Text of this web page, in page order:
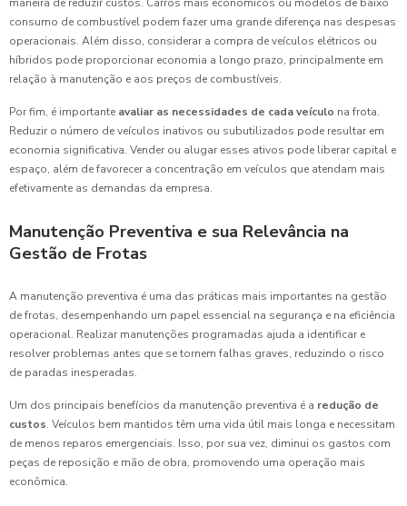
maneira de reduzir custos. Carros mais econômicos ou modelos de baixo
consumo de combustível podem fazer uma grande diferença nas despesas
operacionais. Além disso, considerar a compra de veículos elétricos ou
híbridos pode proporcionar economia a longo prazo, principalmente em
relação à manutenção e aos preços de combustíveis.
Por fim, é importante avaliar as necessidades de cada veículo na frota.
Reduzir o número de veículos inativos ou subutilizados pode resultar em
economia significativa. Vender ou alugar esses ativos pode liberar capital e
espaço, além de favorecer a concentração em veículos que atendam mais
efetivamente as demandas da empresa.
Manutenção Preventiva e sua Relevância na
Gestão de Frotas
A manutenção preventiva é uma das práticas mais importantes na gestão
de frotas, desempenhando um papel essencial na segurança e na eficiência
operacional. Realizar manutenções programadas ajuda a identificar e
resolver problemas antes que se tornem falhas graves, reduzindo o risco
de paradas inesperadas.
Um dos principais benefícios da manutenção preventiva é a redução de
custos. Veículos bem mantidos têm uma vida útil mais longa e necessitam
de menos reparos emergenciais. Isso, por sua vez, diminui os gastos com
peças de reposição e mão de obra, promovendo uma operação mais
econômica.